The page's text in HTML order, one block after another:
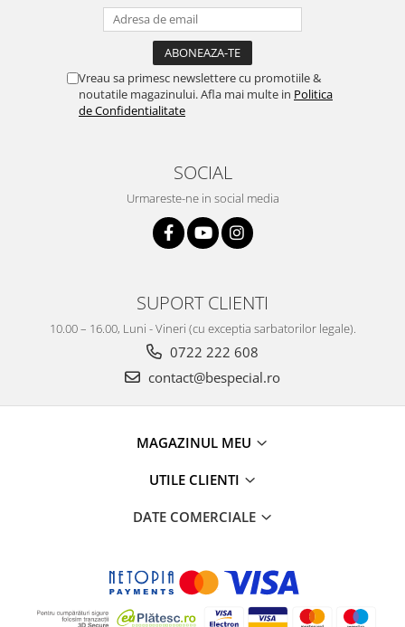
Vreau sa primesc newslettere cu promotiile &
noutatile magazinului. Afla mai multe in Politica
de Confidentialitate
SOCIAL
Urmareste-ne in social media
SUPORT CLIENTI
10.00 – 16.00, Luni - Vineri (cu exceptia sarbatorilor legale).
0722 222 608
contact@bespecial.ro
MAGAZINUL MEU
UTILE CLIENTI
DATE COMERCIALE